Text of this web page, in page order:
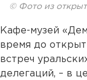
© Фото из
Кафе-музей
время до
встреч
делегаций, – в